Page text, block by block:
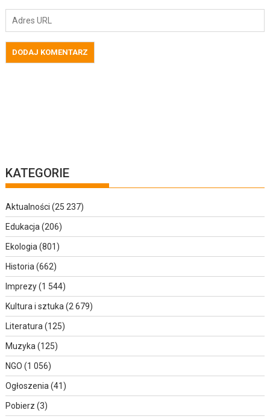
KATEGORIE
Aktualności (25 237)
Edukacja(206)
Ekologia(801)
Historia(662)
Imprezy(1 544)
Kultura i sztuka(2 679)
Literatura(125)
Muzyka(125)
NGO (1 056)
Ogłoszenia(41)
Pobierz (3)